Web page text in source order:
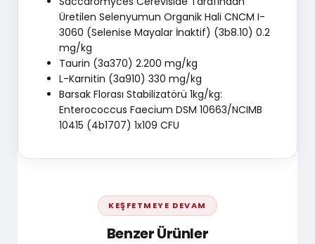
Üretilen Selenyumun Organik Hali CNCM I-
3060 (Selenise Mayalar İnaktif) (3b8.10) 0.2
mg/kg
Taurin (3a370) 2.200 mg/kg
L-Karnitin (3a910) 330 mg/kg
Barsak Florası Stabilizatörü 1kg/kg:
Enterococcus Faecium DSM 10663/NCIMB
10415 (4b1707) 1x109 CFU
KEŞFETMEYE DEVAM
Benzer Ürünler